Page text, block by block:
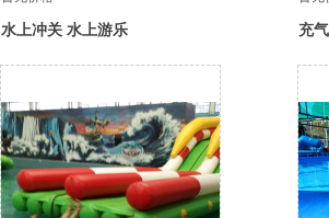
水上冲关 水上游乐 充